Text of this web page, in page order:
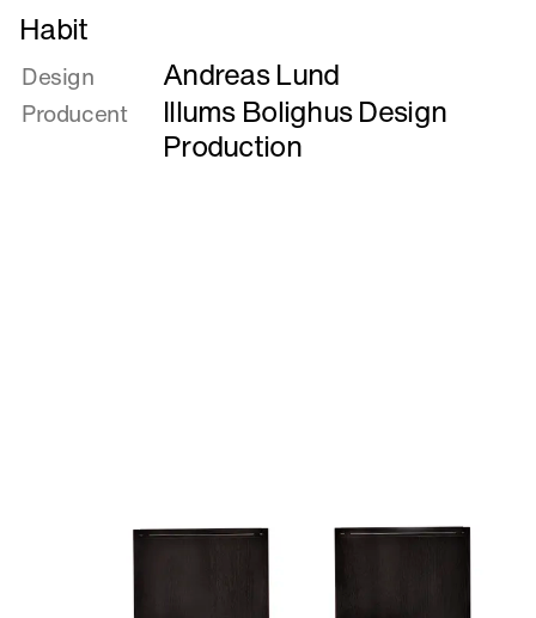
Læs
mere
om
Habit
Habit
Design Andreas Lund
Producent
Illums Bolighus Design
Production